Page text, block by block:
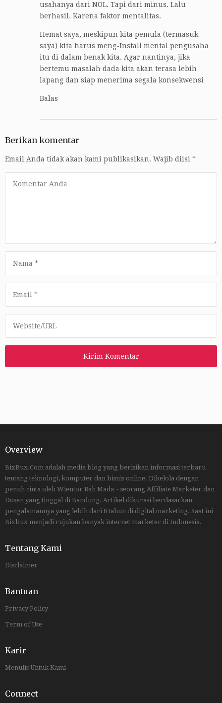
usahanya dari NOL. Tapi dari minus. Lalu
berhasil. Karena faktor mentalitas.
Hemat saya, meskipun kita pemula (termasuk
saya) kita harus meng-Install mental pengusaha
itu di dalam benak kita. Agar nantinya, jika
bertemu masalah dada kita akan terasa lebih
lapang dan siap menerima segala konsekwensi
Balas
Berikan komentar
Email Anda tidak akan kami publikasikan. Wajib diisi *
Overview
BixBux.Com adalah media blog yang berisikan informasi terbaru
tentang teknologi, komputer dan bisnis online. Dikelola dengan
penuh cinta oleh Wientor Rah Mada ~ seorang Affiliate Marketer dan
Dosen yang tinggal di Bandung. Artikel dikurasi berdasarkan
pengalamannya yang lebih dari 8 tahun di digital marketing. Saat ini
Bixbux menjadi rujukan banyak internet marketer di Indonesia.
Tentang Kami
Disclaimer
Bantuan
Privacy Policy
Term of Use
Karir
Menulis Untuk Kami
Connect